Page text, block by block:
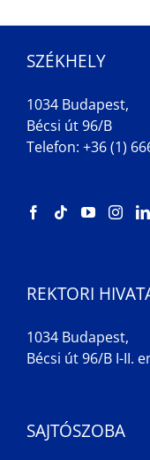
SZÉKHELY
1034 Budapest,
Bécsi út 96/B
Telefon: +36 (1)
REKTORI
1034 Budapest,
Bécsi út 96/B I-II.
SAJTÓSZOBA